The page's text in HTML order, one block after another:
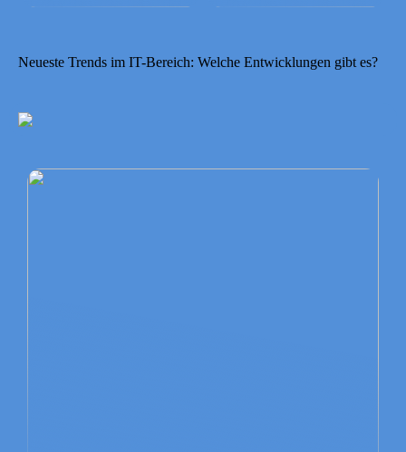
Neueste Trends im IT-Bereich: Welche Entwicklungen gibt es?